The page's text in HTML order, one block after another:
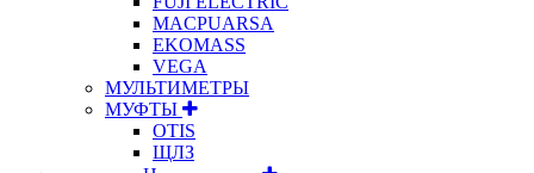
MACPUARSA
EKOMASS
VEGA
МУЛЬТИМЕТРЫ
МУФТЫ
OTIS
ЩЛЗ